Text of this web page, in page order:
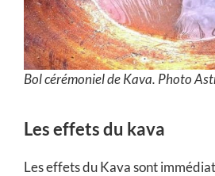
Bol cérémoniel de Kava. Photo
Les effets du kava
Les effets du Kava sont